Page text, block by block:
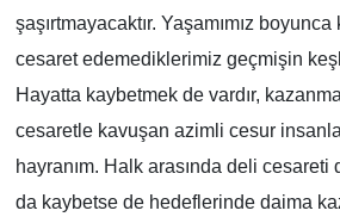
şaşırtmayacaktır. Yaşamımız
cesaret edemediklerimiz geçmişin
Hayatta kaybetmek de vardır,
cesaretle kavuşan azimli cesur
hayranım. Halk arasında deli
da kaybetse de hedeflerinde daima